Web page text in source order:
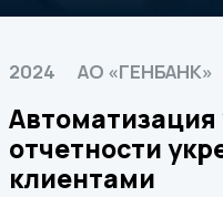
2024 АО «ГЕНБАНК»
отчетности
клиентами